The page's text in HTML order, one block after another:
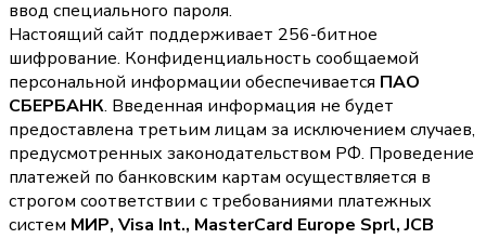
ввод специального пароля.
Настоящий сайт поддерживает 256-битное
шифрование. Конфиденциальность сообщаемой
персональной информации обеспечивается ПАО
СБЕРБАНК. Введенная информация не будет
предоставлена третьим лицам за исключением случаев,
предусмотренных законодательством РФ. Проведение
платежей по банковским картам осуществляется в
строгом соответствии с требованиями платежных
систем МИР, Visa Int., MasterCard Europe Sprl, JCB